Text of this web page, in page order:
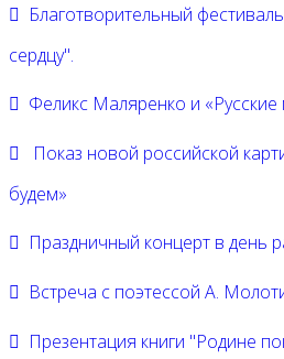
Благотворительный
сердцу".
Феликс Маляренко и
Показ новой российской
будем»
Праздничный концерт в день
Встреча с поэтессой А.
Презентация книги "Родине